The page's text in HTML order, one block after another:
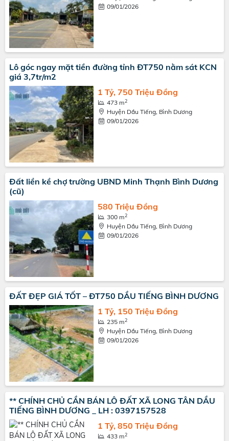
09/01/2026
Lô góc ngay mặt tiền đường tỉnh ĐT750 nằm sát KCN
giá 3,7tr/m2
1 Tỷ, 750 Triệu Đồng
473 m2
Huyện Dầu Tiếng, Bình Dương
09/01/2026
Đất liền kề chợ trường UBND Minh Thạnh Bình Dương
(cũ)
580 Triệu Đồng
300 m2
Huyện Dầu Tiếng, Bình Dương
09/01/2026
ĐẤT ĐẸP GIÁ TỐT – ĐT750 DẦU TIẾNG BÌNH DƯƠNG
1 Tỷ, 150 Triệu Đồng
235 m2
Huyện Dầu Tiếng, Bình Dương
09/01/2026
** CHÍNH CHỦ CẦN BÁN LÔ ĐẤT XÃ LONG TÂN DẦU
TIẾNG BÌNH DƯƠNG _ LH : 0397157528
1 Tỷ, 850 Triệu Đồng
433 m2